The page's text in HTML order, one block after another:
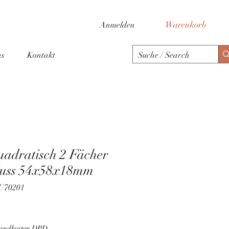
Warenkorb
Anmelden
Kontakt
2 Fächer
54x58x18mm